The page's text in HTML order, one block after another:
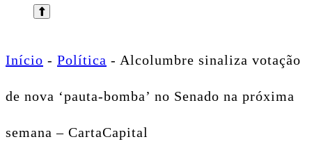
for:
Início - Política - Alcolumbre sinaliza votação
de nova ‘pauta-bomba’ no Senado na próxima
semana – CartaCapital